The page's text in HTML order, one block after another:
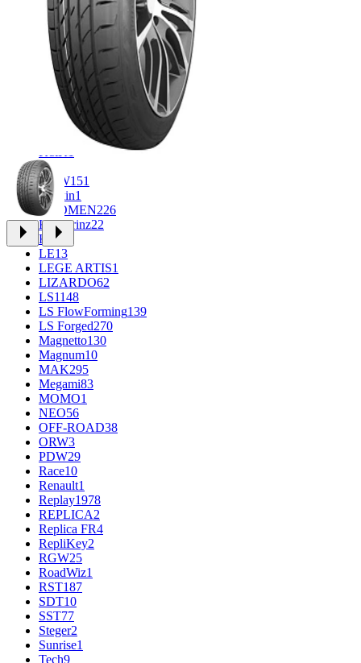
CROSS_STREET 30
Eurodisk
FF
34
GR71
Grizzly
iFree 1004
iFree Original53
1
INFORGED
K7
KDW151
Keskin1
KHOMEN226
Kronprinz22
KT23
LE13
LEGE ARTIS1
LIZARDO62
LS1148
LS FlowForming139
LS Forged270
Magnetto130
Magnum10
MAK295
Megami83
MOMO1
NEO56
OFF-ROAD38
ORW3
PDW29
Race10
Renault1
Replay1978
REPLICA2
Replica FR4
RepliKey2
RGW25
RoadWiz1
RST187
SDT10
SST77
Steger2
Sunrise1
Tech9